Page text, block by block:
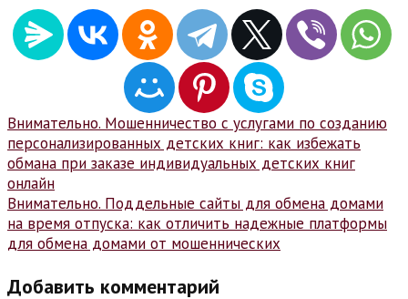
Навигация
по
записям
Внимательно. Мошенничество с услугами по созданию
персонализированных детских книг: как избежать
обмана при заказе индивидуальных детских книг
онлайн
Внимательно. Поддельные сайты для обмена домами
на время отпуска: как отличить надежные платформы
для обмена домами от мошеннических
Добавить комментарий